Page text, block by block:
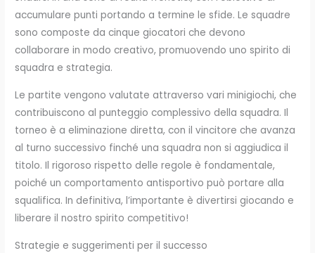
accumulare punti portando a termine le sfide. Le squadre
sono composte da cinque giocatori che devono
collaborare in modo creativo, promuovendo uno spirito di
squadra e strategia.
Le partite vengono valutate attraverso vari minigiochi, che
contribuiscono al punteggio complessivo della squadra. Il
torneo è a eliminazione diretta, con il vincitore che avanza
al turno successivo finché una squadra non si aggiudica il
titolo. Il rigoroso rispetto delle regole è fondamentale,
poiché un comportamento antisportivo può portare alla
squalifica. In definitiva, l’importante è divertirsi giocando e
liberare il nostro spirito competitivo!
Strategie e suggerimenti per il successo